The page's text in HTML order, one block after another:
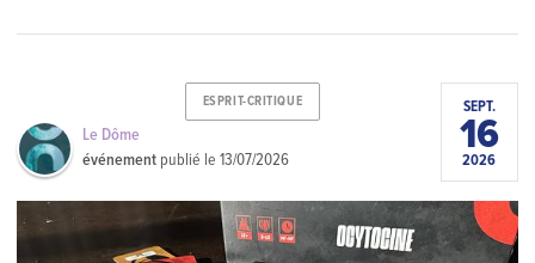
ESPRIT-CRITIQUE
Le Dôme
événement publié le13/07/2026
SEPT.
16
2026